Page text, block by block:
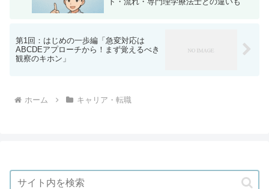
第1回：はじめの一歩編「急変対応は
ABCDEアプローチから！まず覚えるべき
観察のキホン」
ホーム キャリア・転職